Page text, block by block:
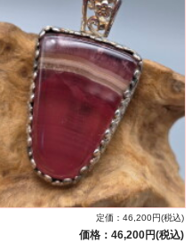
定価：46,200円(税込)
価格：46,200円(税込)